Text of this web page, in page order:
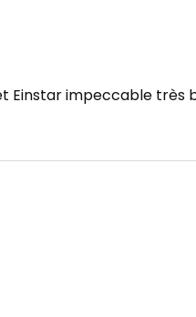
Einstar impeccable très